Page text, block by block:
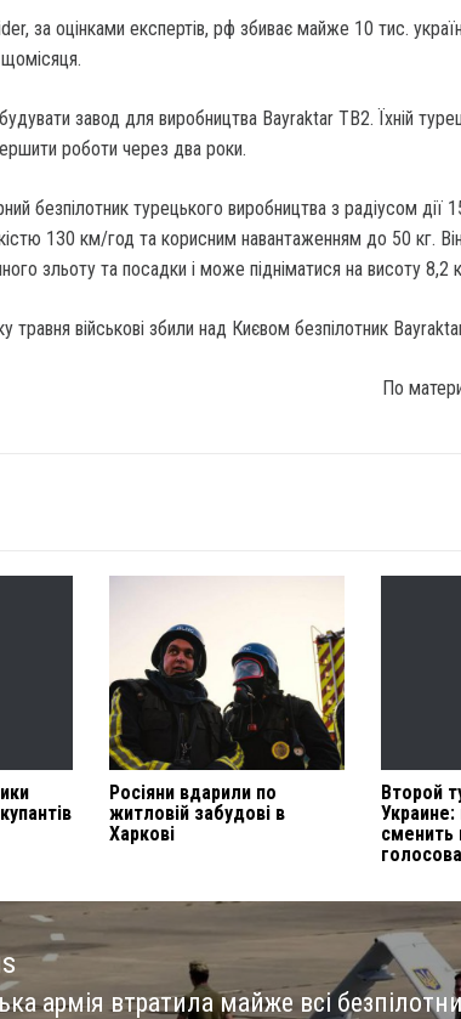
за оцінками експертів, рф збиває майже 10 тис.
завод для виробництва Bayraktar TB2. Їхній
роботи через два роки.
безпілотник турецького виробництва з радіусом дії
130 км/год та корисним навантаженням до 50 кг.
зльоту та посадки і може підніматися на висоту 8,2
травня військові збили над Києвом безпілотник
По
Росіяни вдарили по
житловій забудові в
Харкові
Второй
сменить
армія втратила майже всі